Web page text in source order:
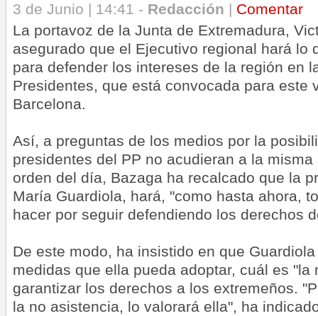
3 de Junio | 14:41 - Redacción | Comentar
La portavoz de la Junta de Extremadura,
asegurado que el Ejecutivo regional hará lo
para defender los intereses de la región en
Presidentes, que está convocada para este
Barcelona.
Así, a preguntas de los medios por la
presidentes del PP no acudieran a la
orden del día, Bazaga ha recalcado que la
María Guardiola, hará, "como hasta ahora,
hacer por seguir defendiendo los derechos
De este modo, ha insistido en que
medidas que ella pueda adoptar, cuál es "la
garantizar los derechos a los extremeños.
la no asistencia, lo valorará ella", ha